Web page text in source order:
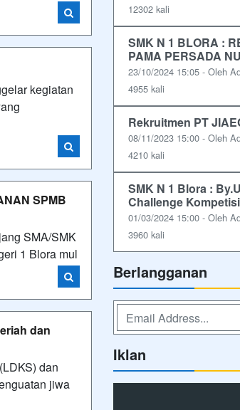
kegiatan
SPMB
SMA/SMK
1 Blora mul
dan
dan
jiwa
12302 kali
SMK N 1 BLORA :
PAMA PERSADA
23/10/2024 15:05 - Oleh
4955 kali
Rekruitmen PT
08/11/2023 15:00 - Oleh
4210 kali
SMK N 1 Blora :
Challenge Kompetisi
01/03/2024 15:00 - Oleh
3960 kali
Berlangganan
Iklan